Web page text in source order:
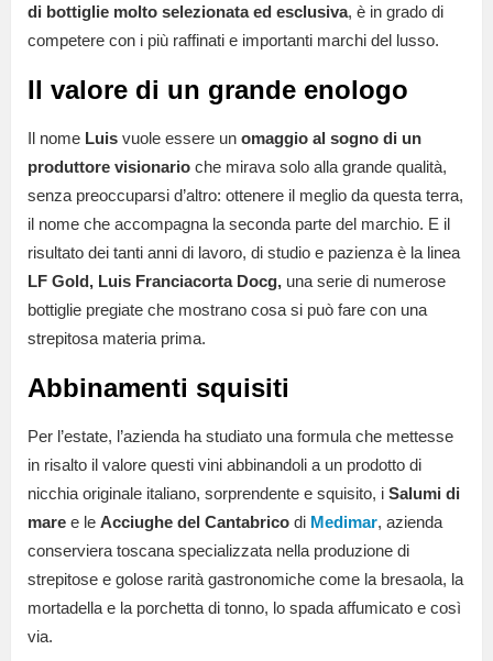
di bottiglie molto selezionata ed esclusiva, è in grado di
competere con i più raffinati e importanti marchi del lusso.
Il valore di un grande enologo
Il nome Luis vuole essere un omaggio al sogno di un
produttore visionario che mirava solo alla grande qualità,
senza preoccuparsi d’altro: ottenere il meglio da questa terra,
il nome che accompagna la seconda parte del marchio. E il
risultato dei tanti anni di lavoro, di studio e pazienza è la linea
LF Gold, Luis Franciacorta Docg, una serie di numerose
bottiglie pregiate che mostrano cosa si può fare con una
strepitosa materia prima.
Abbinamenti squisiti
Per l’estate, l’azienda ha studiato una formula che mettesse
in risalto il valore questi vini abbinandoli a un prodotto di
nicchia originale italiano, sorprendente e squisito, i Salumi di
mare e le Acciughe del Cantabrico di Medimar, azienda
conserviera toscana specializzata nella produzione di
strepitose e golose rarità gastronomiche come la bresaola, la
mortadella e la porchetta di tonno, lo spada affumicato e così
via.